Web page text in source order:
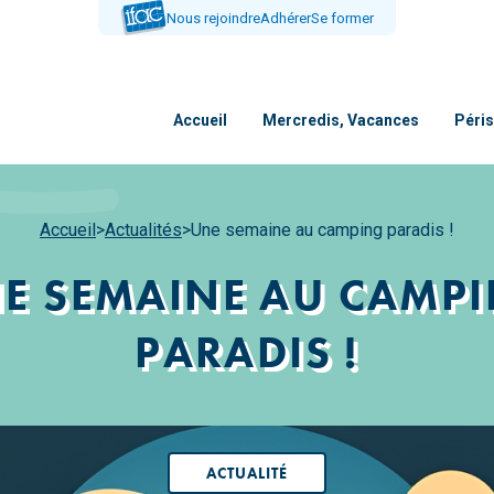
Nous rejoindreAdhérerSe former
Accueil Mercredis, Vacances
Accueil>Actualités>Une semaine au camping paradis !
SEMAINE AU
PARADIS !
ACTUALITÉ